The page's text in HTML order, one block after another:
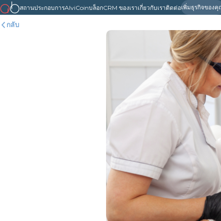
สถานประกอบการAlviCoinบล็อกCRM ของเราเกี่ยวกับเราติดต่อเพิ่มธุรกิจของ
กลับ